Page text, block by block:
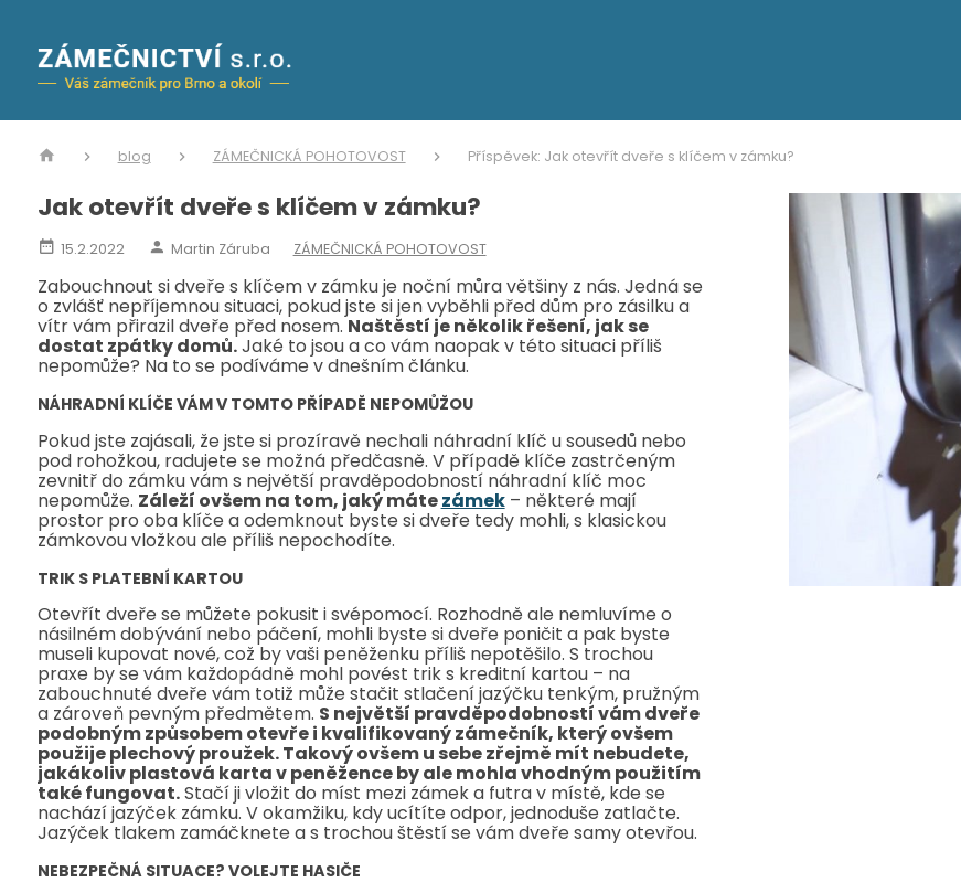
blog ZÁMEČNICKÁ POHOTOVOST Příspěvek: Jak otevřít dveře s klíčem v zámku?
Jak otevřít dveře s klíčem v zámku?
15.2.2022 Martin Záruba ZÁMEČNICKÁ POHOTOVOST
Zabouchnout si dveře s klíčem v zámku je noční můra většiny z nás. Jedná se
o zvlášť nepříjemnou situaci, pokud jste si jen vyběhli před dům pro zásilku a
vítr vám přirazil dveře před nosem. Naštěstí je několik řešení, jak se
dostat zpátky domů.Jaké to jsou a co vám naopak v této situaci příliš
nepomůže? Na to se podíváme v dnešním článku.
NÁHRADNÍ KLÍČE VÁM V TOMTO PŘÍPADĚ NEPOMŮŽOU
Pokud jste zajásali, že jste si prozíravě nechali náhradní klíč u sousedů nebo
pod rohožkou, radujete se možná předčasně. V případě klíče zastrčeným
zevnitř do zámku vám s největší pravděpodobností náhradní klíč moc
nepomůže. Záleží ovšem na tom, jaký mátezámek– některé mají
prostor pro oba klíče a odemknout byste si dveře tedy mohli, s klasickou
zámkovou vložkou ale příliš nepochodíte.
TRIK S PLATEBNÍ KARTOU
Otevřít dveře se můžete pokusit i svépomocí. Rozhodně ale nemluvíme o
násilném dobývání nebo páčení, mohli byste si dveře poničit a pak byste
museli kupovat nové, což by vaši peněženku příliš nepotěšilo. S trochou
praxe by se vám každopádně mohl povést trik s kreditní kartou – na
zabouchnuté dveře vám totiž může stačit stlačení jazýčku tenkým, pružným
a zároveň pevným předmětem. S největší pravděpodobností vám dveře
podobným způsobem otevře i kvalifikovaný zámečník, který ovšem
použije plechový proužek. Takový ovšem u sebe zřejmě mít nebudete,
jakákoliv plastová karta v peněžence by ale mohla vhodným použitím
také fungovat.Stačí ji vložit do míst mezi zámek a futra v místě, kde se
nachází jazýček zámku. V okamžiku, kdy ucítíte odpor, jednoduše zatlačte.
Jazýček tlakem zamáčknete a s trochou štěstí se vám dveře samy otevřou.
NEBEZPEČNÁ SITUACE? VOLEJTE HASIČE